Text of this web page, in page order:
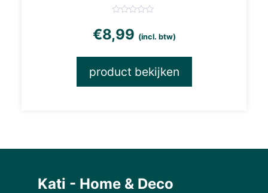
€8,99 (incl. btw)
product bekijken
Kati - Home & Deco